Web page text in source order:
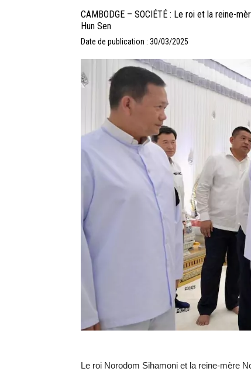
CAMBODGE – SOCIÉTÉ : Le roi et la reine-
Hun Sen
Date de publication : 30/03/2025
Le roi Norodom Sihamoni et la reine-mère